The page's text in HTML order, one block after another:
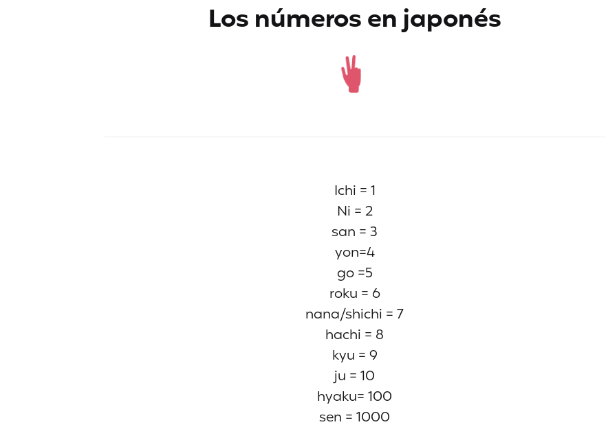
Los números en japonés
Ichi = 1
Ni = 2
san = 3
yon=4
go =5
roku = 6
nana/shichi = 7
hachi = 8
kyu = 9
ju = 10
hyaku= 100
sen = 1000